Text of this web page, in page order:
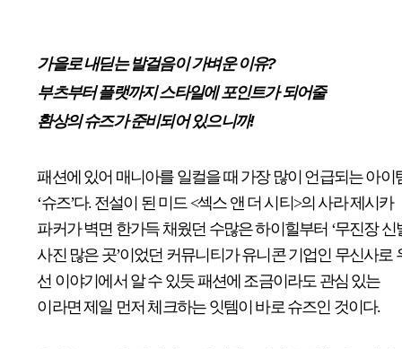
가을로 내딛는 발걸음이 가벼운 이유?
부츠부터 플랫까지 스타일에 포인트가 되어줄
환상의 슈즈가 준비되어 있으니까!
패션에 있어 매니아를 일컬을 때 가장 많이 언급되는 아이
‘슈즈’다. 전설이 된 미드 <섹스 앤 더 시티>의 사라 제시카
파커가 벽면 한가득 채웠던 수많은 하이힐부터 ‘무진장 신
사진 많은 곳’이었던 커뮤니티가 유니콘 기업인 무신사로
선 이야기에서 알 수 있듯 패션에 조금이라도 관심 있는
이라면 제일 먼저 체크하는 잇템이 바로 슈즈인 것이다.